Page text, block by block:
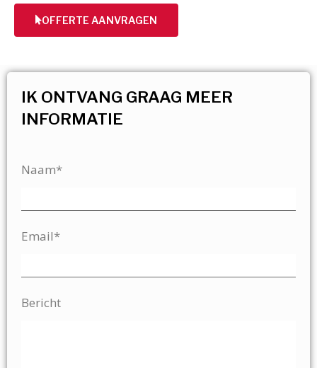
OFFERTE AANVRAGEN
IK ONTVANG GRAAG MEER
INFORMATIE
Naam*
Email*
Bericht